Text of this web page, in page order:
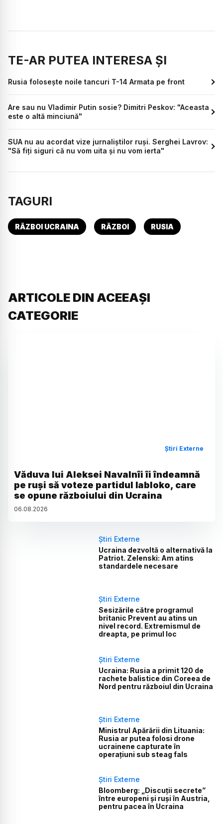
TE-AR PUTEA INTERESA ȘI
Rusia folosește noile tancuri T-14 Armata pe front
Are sau nu Vladimir Putin sosie? Dimitri Peskov: "Aceasta
este o altă minciună"
SUA nu au acordat vize jurnaliștilor ruși. Serghei Lavrov:
"Să fiți siguri că nu vom uita și nu vom ierta"
TAGURI
RĂZBOI UCRAINA RĂZBOI RUSIA
ARTICOLE DIN ACEEAȘI
CATEGORIE
Știri Externe
Văduva lui Aleksei Navalnîi îi îndeamnă
pe ruși să voteze partidul Iabloko, care
se opune războiului din Ucraina
06.08.2026
Știri Externe
Ucraina dezvoltă o alternativă la
Patriot. Zelenski: Am atins
standardele necesare
Știri Externe
Sesizările către programul
britanic Prevent au atins un
nivel record. Extremismul de
dreapta, pe primul loc
Știri Externe
Ucraina: Rusia a primit 120 de
rachete balistice din Coreea de
Nord pentru războiul din Ucraina
Știri Externe
Ministrul Apărării din Lituania:
Rusia ar putea folosi drone
ucrainene capturate în
operațiuni sub steag fals
Știri Externe
Bloomberg: „Discuții secrete”
între europeni și ruși în Austria,
pentru pacea în Ucraina